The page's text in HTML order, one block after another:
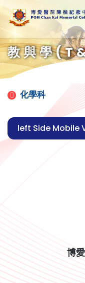
教與學
化學科
left Side Mobile
博